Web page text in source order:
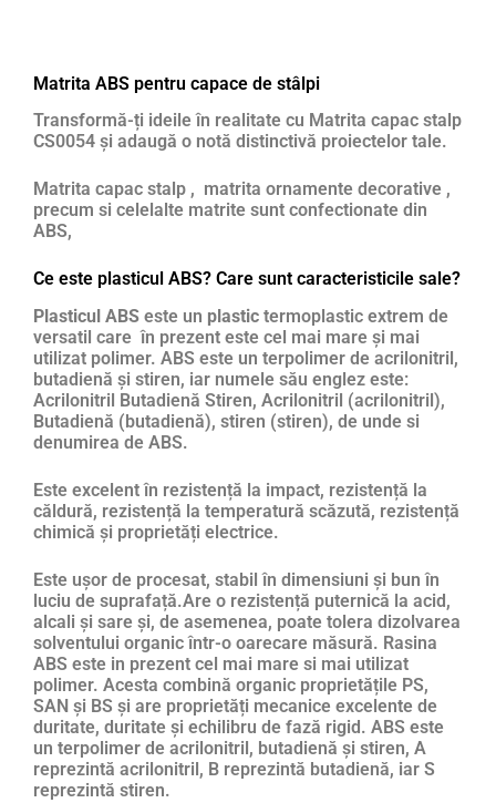
Matrita ABS pentru capace de stâlpi
Transformă-ți ideile în realitate cu Matrita capac stalp
CS0054 și adaugă o notă distinctivă proiectelor tale.
Matrita capac stalp , matrita ornamente decorative ,
precum si celelalte matrite sunt confectionate din
ABS,
Ce este plasticul ABS? Care sunt caracteristicile sale?
Plasticul ABS este un plastic termoplastic extrem de
versatil care în prezent este cel mai mare și mai
utilizat polimer. ABS este un terpolimer de acrilonitril,
butadienă și stiren, iar numele său englez este:
Acrilonitril Butadienă Stiren, Acrilonitril (acrilonitril),
Butadienă (butadienă), stiren (stiren), de unde si
denumirea de ABS.
Este excelent în rezistență la impact, rezistență la
căldură, rezistență la temperatură scăzută, rezistență
chimică și proprietăți electrice.
Este ușor de procesat, stabil în dimensiuni și bun în
luciu de suprafață.Are o rezistență puternică la acid,
alcali și sare și, de asemenea, poate tolera dizolvarea
solventului organic într-o oarecare măsură. Rasina
ABS este in prezent cel mai mare si mai utilizat
polimer. Acesta combină organic proprietățile PS,
SAN și BS și are proprietăți mecanice excelente de
duritate, duritate și echilibru de fază rigid. ABS este
un terpolimer de acrilonitril, butadienă și stiren, A
reprezintă acrilonitril, B reprezintă butadienă, iar S
reprezintă stiren.